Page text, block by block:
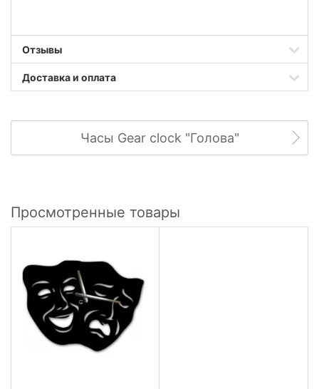
Отзывы
Доставка и оплата
Часы Gear clock "Голова"
Просмотренные товары